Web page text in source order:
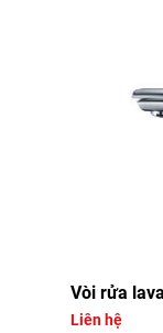
Vòi rửa
Liên hệ